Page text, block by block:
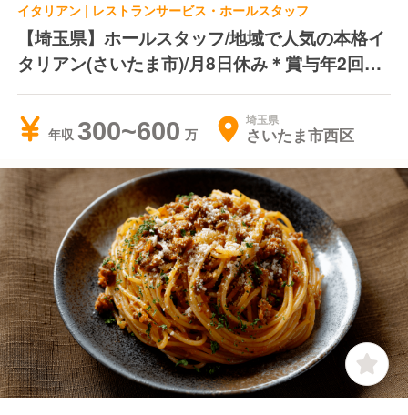
イタリアン | レストランサービス・ホールスタッフ
【埼玉県】ホールスタッフ/地域で人気の本格イ
タリアン(さいたま市)/月8日休み＊賞与年2回＊
研修制度あり
年収 300~600 埼玉県
さいたま市西区